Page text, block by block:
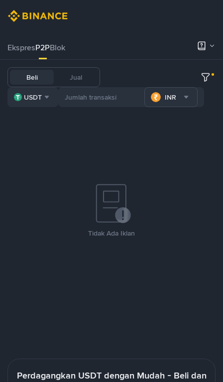
EkspresP2PBlok
Beli Jual
USDT INR
Tidak Ada Iklan
Perdagangkan USDT dengan Mudah - Beli dan